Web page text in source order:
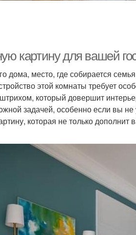
картину для вашей
дома, место, где собирается
этой комнаты требует
который довершит
задачей, особенно если вы
которая не только